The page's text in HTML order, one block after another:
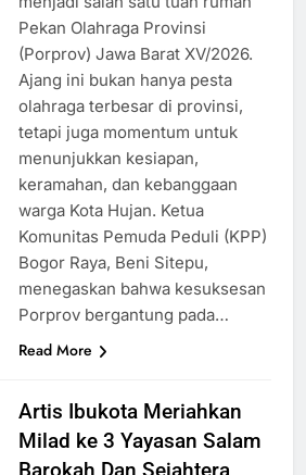
Pekan Olahraga Provinsi
(Porprov) Jawa Barat XV/2026.
Ajang ini bukan hanya pesta
olahraga terbesar di provinsi,
tetapi juga momentum untuk
menunjukkan kesiapan,
keramahan, dan kebanggaan
warga Kota Hujan. Ketua
Komunitas Pemuda Peduli (KPP)
Bogor Raya, Beni Sitepu,
menegaskan bahwa kesuksesan
Porprov bergantung pada…
Read More
Artis Ibukota Meriahkan
Milad ke 3 Yayasan Salam